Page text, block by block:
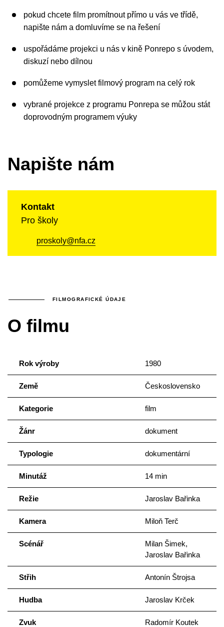
pokud chcete film promítnout přímo u vás ve třídě,
napište nám a domluvíme se na řešení
uspořádáme projekci u nás v kině Ponrepo s úvodem,
diskuzí nebo dílnou
pomůžeme vymyslet filmový program na celý rok
vybrané projekce z programu Ponrepa se můžou stát
doprovodným programem výuky
Napište nám
Kontakt
Pro školy
proskoly@nfa.cz
FILMOGRAFICKÉ ÚDAJE
O filmu
Rok výroby 1980
Země Československo
Kategorie film
Žánr dokument
Typologie dokumentární
Minutáž 14 min
Režie Jaroslav Bařinka
Kamera Miloň Terč
Scénář
Milan Šimek,
Jaroslav Bařinka
Střih Antonín Štrojsa
Hudba Jaroslav Krček
Zvuk Radomír Koutek